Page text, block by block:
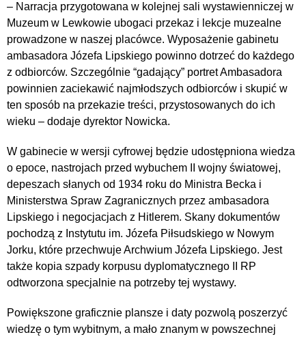
– Narracja przygotowana w kolejnej sali wystawienniczej w
Muzeum w Lewkowie ubogaci przekaz i lekcje muzealne
prowadzone w naszej placówce. Wyposażenie gabinetu
ambasadora Józefa Lipskiego powinno dotrzeć do każdego
z odbiorców. Szczególnie “gadający” portret Ambasadora
powinnien zaciekawić najmłodszych odbiorców i skupić w
ten sposób na przekazie treści, przystosowanych do ich
wieku – dodaje dyrektor Nowicka.
W gabinecie w wersji cyfrowej będzie udostępniona wiedza
o epoce, nastrojach przed wybuchem II wojny światowej,
depeszach słanych od 1934 roku do Ministra Becka i
Ministerstwa Spraw Zagranicznych przez ambasadora
Lipskiego i negocjacjach z Hitlerem. Skany dokumentów
pochodzą z Instytutu im. Józefa Piłsudskiego w Nowym
Jorku, które przechwuje Archwium Józefa Lipskiego. Jest
także kopia szpady korpusu dyplomatycznego II RP
odtworzona specjalnie na potrzeby tej wystawy.
Powiększone graficznie plansze i daty pozwolą poszerzyć
wiedzę o tym wybitnym, a mało znanym w powszechnej